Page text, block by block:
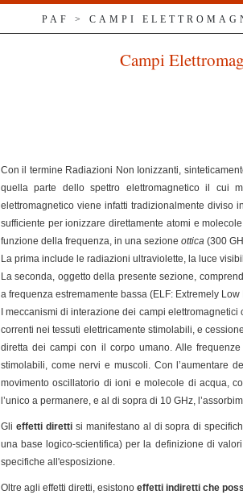
PAF > CAMPI
Campi
Con il termine Radiazioni Non Ionizzanti,
quella parte dello spettro elettromagnetico il cui
elettromagnetico viene infatti tradizionalmente diviso
sufficiente per ionizzare direttamente atomi e
funzione della frequenza, in una sezione ottica (300
La prima include le radiazioni ultraviolette, la luce
La seconda, oggetto della presente sezione,
a frequenza estremamente bassa (ELF: Extremely
I meccanismi di interazione dei campi
correnti nei tessuti elettricamente stimolabili, e
diretta dei campi con il corpo umano. Alle
stimolabili, come nervi e muscoli. Con l’aumentare
movimento oscillatorio di ioni e molecole di acqua,
l’unico a permanere, e al di sopra di 10 GHz,
Gli effetti diretti si manifestano al di sopra di
una base logico-scientifica) per la definizione di
specifiche all'esposizione.
Oltre agli effetti diretti, esistonoeffetti indiretti che